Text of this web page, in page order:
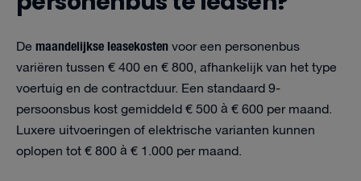
De maandelijkse leasekostenvoor een personenbus
variëren tussen € 400 en € 800, afhankelijk van het type
voertuig en de contractduur. Een standaard 9-
persoonsbus kost gemiddeld € 500 à € 600 per maand.
Luxere uitvoeringen of elektrische varianten kunnen
oplopen tot € 800 à € 1.000 per maand.